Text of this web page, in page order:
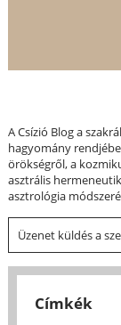
A Csízió Blog a
hagyomány
örökségről, a
asztrális
asztrológia
Üzenet küldés a
Címkék